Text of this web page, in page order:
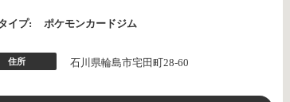
イプ: ポケモンカードジム
住所 石川県輪島市宅田町28-60